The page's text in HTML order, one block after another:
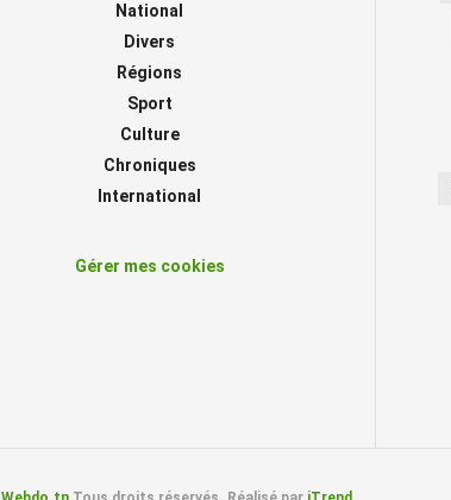
National
Divers
Régions
Sport
Culture
Chroniques
International
Gérer mes cookies